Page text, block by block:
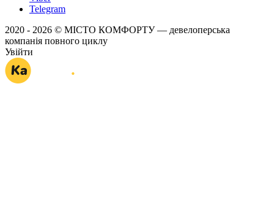
Telegram
2020 - 2026 © МІСТО КОМФОРТУ — девелоперська
компанія повного циклу
Увійти